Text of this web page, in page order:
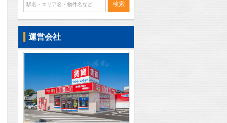
運営会社